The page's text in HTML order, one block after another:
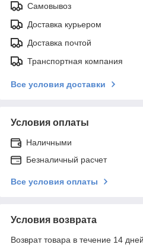
Самовывоз
Доставка курьером
Доставка почтой
Транспортная компания
Все условия доставки
Условия оплаты
Наличными
Безналичный расчет
Все условия оплаты
Условия возврата
Возврат товара в течение 14